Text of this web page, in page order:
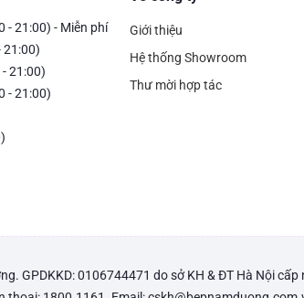
- 21:00) - Miễn phí
21:00)
- 21:00)
- 21:00)
Giới thiệu
Hệ thống Showroom
Thư mời hợp tác
GPDKKD: 0106744471 do sở KH & ĐT Hà Nội